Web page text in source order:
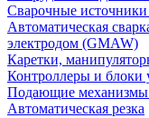
Сварочные
Автоматическая
электродом (GMAW)
Каретки,
Контроллеры и блоки
Подающие
Автоматическая резка